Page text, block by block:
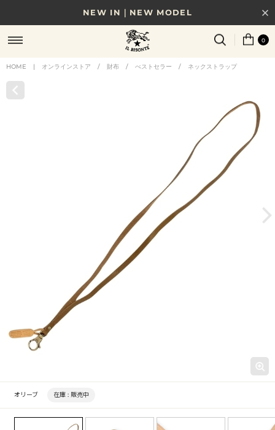
NEW IN｜NEW MODEL
8/17(月)10時まで｜税込11,000円以上で送料無料
贈る相手やシーンから選べる、新しいギフトガイド
0
HOME | オンラインストア / 財布 / べストセラー / ネックストラップ
オリーブ 在庫 : 販売中